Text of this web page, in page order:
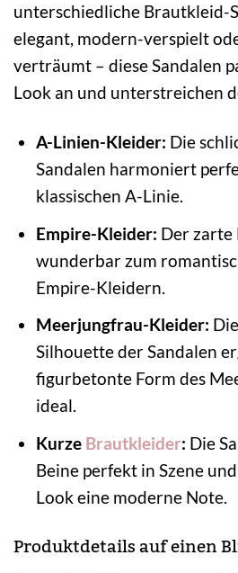
unterschiedliche Brautkleid-
elegant, modern-verspielt
verträumt – diese Sandalen
Look an und unterstreichen
A-Linien-Kleider: Die
Sandalen harmoniert
klassischen A-Linie.
Empire-Kleider: Der zarte
wunderbar zum
Empire-Kleidern.
Meerjungfrau-Kleider:
Silhouette der Sandalen
figurbetonte Form des
ideal.
Kurze Brautkleider: Die
Beine perfekt in Szene
Look eine moderne Note.
Produktdetails auf einen